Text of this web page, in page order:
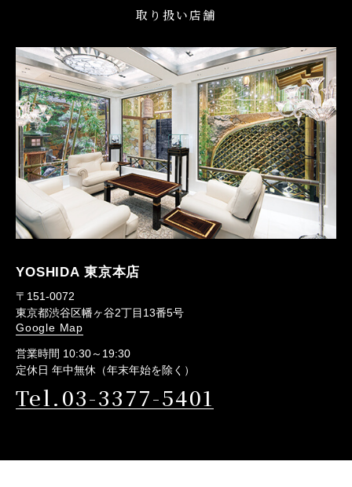
取り扱い店舗
YOSHIDA 東京本店
〒151-0072
東京都渋谷区幡ヶ谷2丁目13番5号
Google Map
営業時間 10:30～19:30
定休日 年中無休（年末年始を除く）
Tel.03-3377-5401